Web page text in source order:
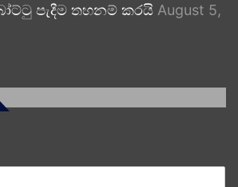
පැදීම තහනම් කරයි August 5,